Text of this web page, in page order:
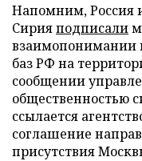
Напомним, Россия
Сирияподписали
взаимопонимании
баз РФ на
сообщении
общественностью
ссылается
соглашение
присутствия